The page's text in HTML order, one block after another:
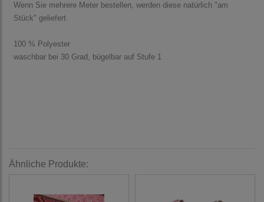
Wenn Sie mehrere Meter bestellen, werden diese natürlich "am
Stück" geliefert.
100 % Polyester
waschbar bei 30 Grad, bügelbar auf Stufe 1
Ähnliche Produkte: